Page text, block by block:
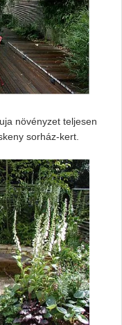
növényzet teljesen
sorház-kert.